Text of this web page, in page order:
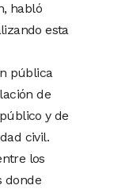
habló
esta
pública
de
y de
civil.
los
donde